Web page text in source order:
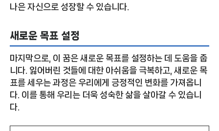
나은 자신으로 성장할 수 있습니다.
새로운 목표 설정
마지막으로, 이 꿈은 새로운 목표를 설정하는 데 도움을 줍
니다. 잃어버린 것들에 대한 아쉬움을 극복하고, 새로운 목
표를 세우는 과정은 우리에게 긍정적인 변화를 가져옵니
다. 이를 통해 우리는 더욱 성숙한 삶을 살아갈 수 있습니
다.